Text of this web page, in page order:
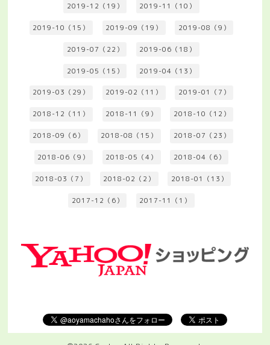
2019-12（19） 2019-11（10）
2019-10（15） 2019-09（19） 2019-08（9）
2019-07（22） 2019-06（18）
2019-05（15） 2019-04（13）
2019-03（29） 2019-02（11） 2019-01（7）
2018-12（11） 2018-11（9） 2018-10（12）
2018-09（6） 2018-08（15） 2018-07（23）
2018-06（9） 2018-05（4） 2018-04（6）
2018-03（7） 2018-02（2） 2018-01（13）
2017-12（6） 2017-11（1）